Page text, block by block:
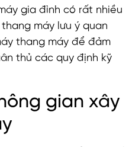
gia đình có rất nhiều
máy lưu ý quan
thang máy để đảm
thủ các quy định kỹ
gian xây